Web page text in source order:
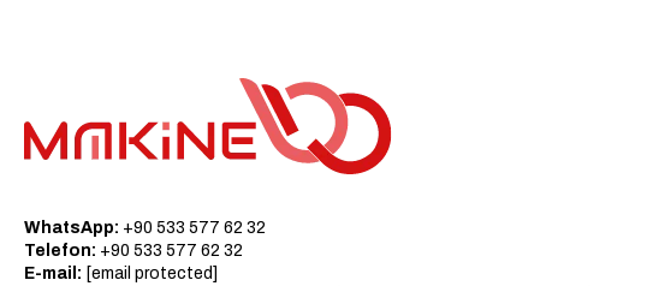
WhatsApp: +90 533 577 62 32
Telefon: +90 533 577 62 32
E-mail: [email protected]